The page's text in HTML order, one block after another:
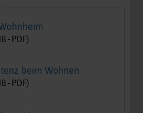
- PDF)
beim Wohnen
- PDF)